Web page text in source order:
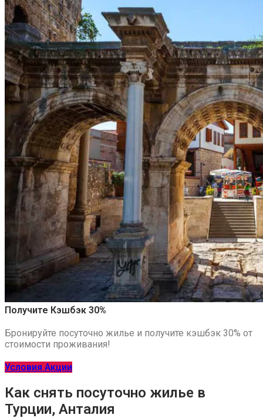
Получите Кэшбэк 30%
Бронируйте посуточно жилье и получите кэшбэк 30% от
стоимости проживания!
Условия Акции
Как снять посуточно жилье в
Турции, Анталия